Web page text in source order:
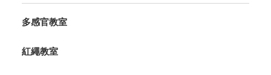
多感官教室
紅繩教室